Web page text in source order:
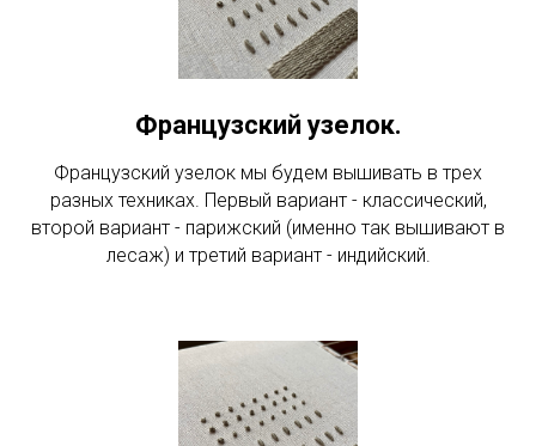
Французский узелок.
Французский узелок мы будем вышивать в трех
разных техниках. Первый вариант - классический,
второй вариант - парижский (именно так вышивают в
лесаж) и третий вариант - индийский.